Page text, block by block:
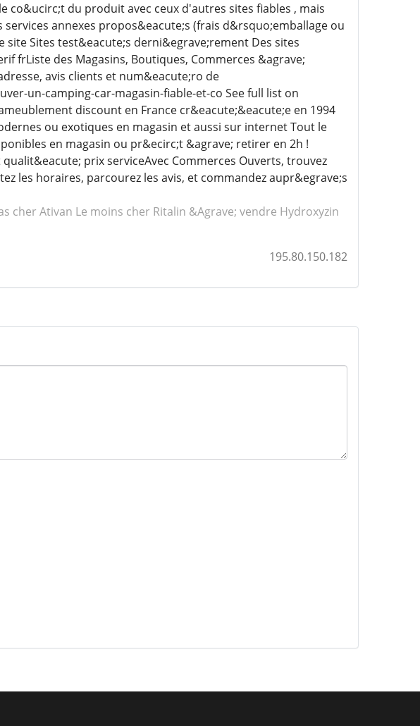
du produit avec ceux d'autres sites fiables , mais
annexes propos&eacute;s (frais d&rsquo;emballage ou
Sites test&eacute;s derni&egrave;rement Des sites
frListe des Magasins, Boutiques, Commerces &agrave;
avis clients et num&eacute;ro de
un-camping-car-magasin-fiable-et-co See full list on
discount en France cr&eacute;&eacute;e en 1994
ou exotiques en magasin et aussi sur internet Tout le
en magasin ou pr&ecirc;t &agrave; retirer en 2h !
prix serviceAvec Commerces Ouverts, trouvez
les horaires, parcourez les avis, et commandez aupr&egrave;s
cher Ativan Le moins cher Ritalin &Agrave; vendre Hydroxyzin
195.80.150.182